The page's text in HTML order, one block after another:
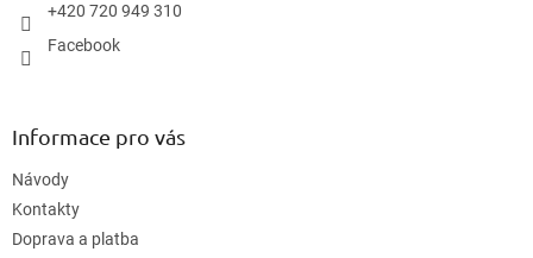
+420 720 949 310
Facebook
Informace pro vás
Návody
Kontakty
Doprava a platba